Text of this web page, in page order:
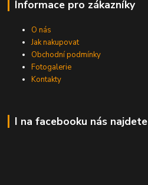
Informace pro zákazníky
O nás
Jak nakupovat
Obchodní podmínky
Fotogalerie
Kontakty
I na facebooku nás najdete